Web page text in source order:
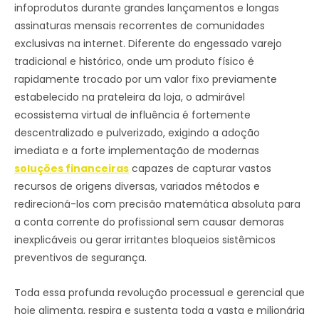
infoprodutos durante grandes lançamentos e longas
assinaturas mensais recorrentes de comunidades
exclusivas na internet. Diferente do engessado varejo
tradicional e histórico, onde um produto físico é
rapidamente trocado por um valor fixo previamente
estabelecido na prateleira da loja, o admirável
ecossistema virtual de influência é fortemente
descentralizado e pulverizado, exigindo a adoção
imediata e a forte implementação de modernas
soluções financeiras capazes de capturar vastos
recursos de origens diversas, variados métodos e
redirecioná-los com precisão matemática absoluta para
a conta corrente do profissional sem causar demoras
inexplicáveis ou gerar irritantes bloqueios sistêmicos
preventivos de segurança.
Toda essa profunda revolução processual e gerencial que
hoje alimenta, respira e sustenta toda a vasta e milionária